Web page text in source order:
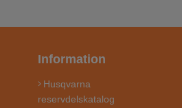
Information
Husqvarna
reservdelskatalog